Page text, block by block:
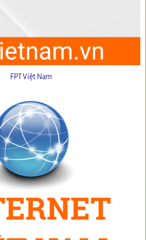
FPT Việt Nam